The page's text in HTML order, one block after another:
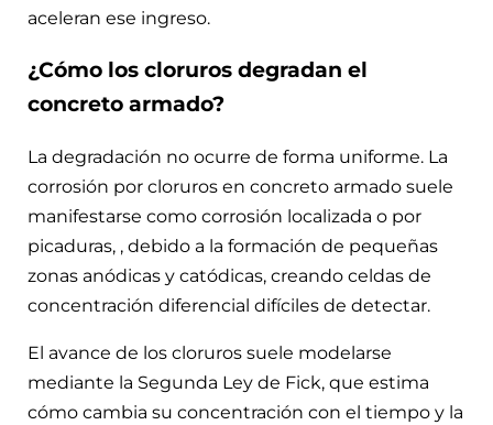
aceleran ese ingreso.
¿Cómo los cloruros degradan el
concreto armado?
La degradación no ocurre de forma uniforme. La
corrosión por cloruros en concreto armado suele
manifestarse como corrosión localizada o por
picaduras, , debido a la formación de pequeñas
zonas anódicas y catódicas, creando celdas de
concentración diferencial difíciles de detectar.
El avance de los cloruros suele modelarse
mediante la Segunda Ley de Fick, que estima
cómo cambia su concentración con el tiempo y la